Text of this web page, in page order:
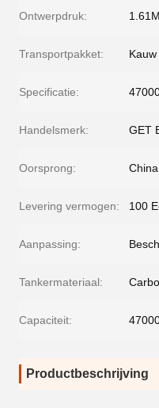
Ontwerpdruk:
Transportpakket:
Specificatie:
Handelsmerk: GET
Oorsprong: China
Levering vermogen: 100
Aanpassing:
Tankermateriaal:
Capaciteit:
Productbeschrijving